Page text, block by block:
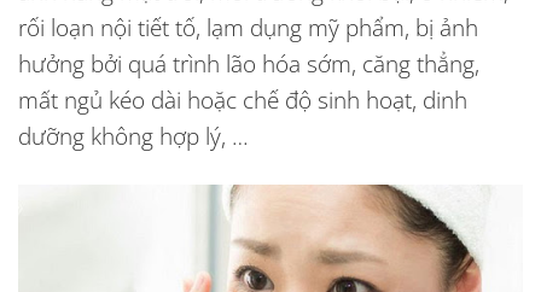
rối loạn nội tiết tố, lạm dụng mỹ phẩm, bị ảnh
hưởng bởi quá trình lão hóa sớm, căng thẳng,
mất ngủ kéo dài hoặc chế độ sinh hoạt, dinh
dưỡng không hợp lý, …